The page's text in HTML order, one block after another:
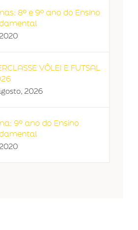
8º e 9º ano do Ensino
VÔLEI E FUTSAL
2026
9º ano do Ensino